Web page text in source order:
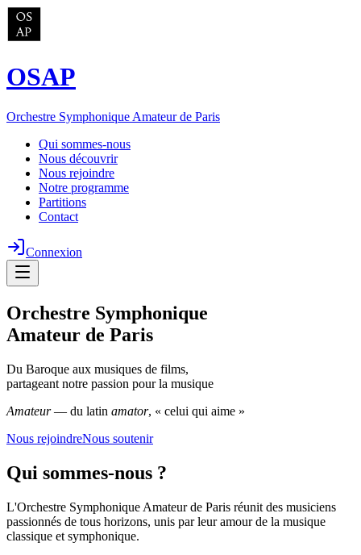
OSAP
Orchestre Symphonique Amateur de Paris
Qui sommes-nous
Nous découvrir
Nous rejoindre
Notre programme
Partitions
Contact
Connexion
Orchestre Symphonique
Amateur de Paris
Du Baroque aux musiques de films,
partageant notre passion pour la musique
Amateur— du latin amator, « celui qui aime »
Nous rejoindreNous soutenir
Qui sommes-nous ?
L'Orchestre Symphonique Amateur de Paris réunit des musiciens
passionnés de tous horizons, unis par leur amour de la musique
classique et symphonique.